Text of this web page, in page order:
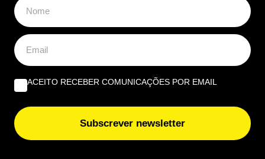
ACEITO RECEBER COMUNICAÇÕES POR EMAIL
Subscrever newsletter